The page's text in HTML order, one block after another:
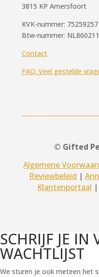
3815 KP Amersfoort
KVK-nummer: 75259257
Btw-nummer:
Contact
FAQ: Veel gestelde
© Gifted
Algemene
Reviewbeleid |
Klantenportaal |
SCHRIJF JE IN
WACHTLIJST
We sturen je ook meteen het